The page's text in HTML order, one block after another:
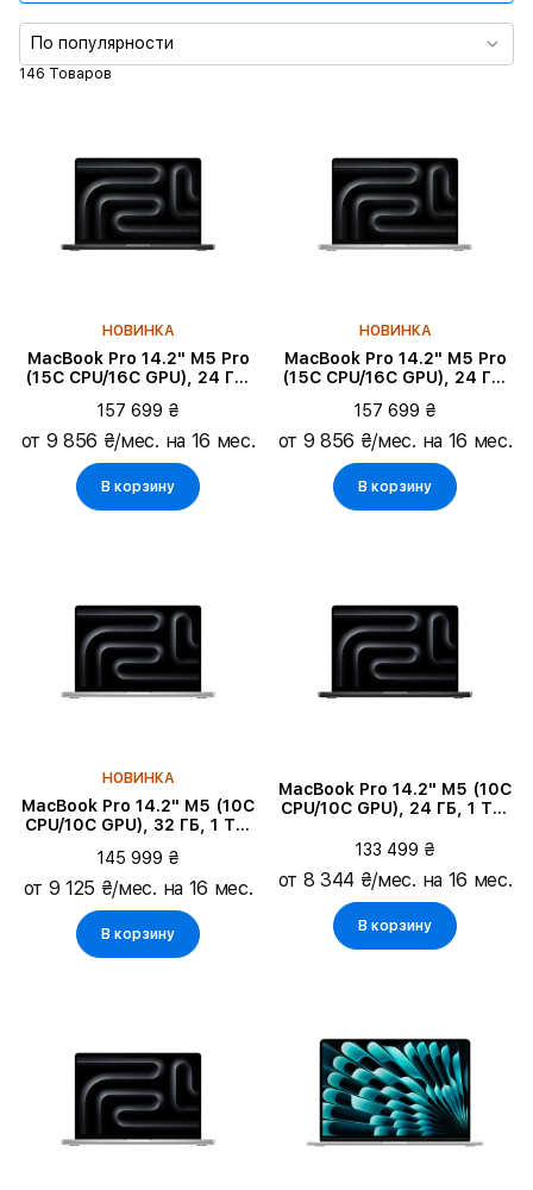
Память
Диагональ экрана
Оперативная память
Поверхность монитора
Язык клавиатуры
146 Товаров
По популярности
НОВИНКА
MacBook Pro 14.2" M5 Pro
(15C CPU/16C GPU), 24 ГБ,
157 699 ₴
от 9 856 ₴/мес. на 16 мес.
В корзину
НОВИНКА
MacBook Pro 14.2" M5 Pro
(15C CPU/16C GPU), 24 ГБ,
157 699 ₴
от 9 856 ₴/мес. на 16 мес.
В корзину
НОВИНКА
MacBook Pro 14.2" M5 (10C
CPU/10C GPU), 32 ГБ, 1 ТБ,
145 999 ₴
от 9 125 ₴/мес. на 16 мес.
В корзину
MacBook Pro 14.2" M5 (10C
CPU/10C GPU), 24 ГБ, 1 ТБ,
133 499 ₴
от 8 344 ₴/мес. на 16 мес.
В корзину